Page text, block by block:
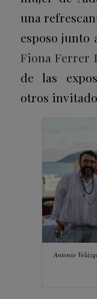
una
esposo junto
Fiona Ferrer
de las
otros
Antonio